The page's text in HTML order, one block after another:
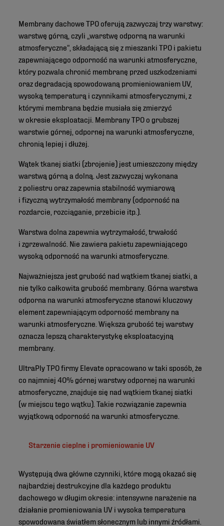
Membrany dachowe TPO oferują zazwyczaj trzy warstwy:
warstwę górną, czyli „warstwę odporną na warunki
atmosferyczne”, składającą się z mieszanki TPO i pakietu
zapewniającego odporność na warunki atmosferyczne,
który pozwala chronić membranę przed uszkodzeniami
oraz degradacją spowodowaną promieniowaniem UV,
wysoką temperaturą i czynnikami atmosferycznymi, z
którymi membrana będzie musiała się zmierzyć
w okresie eksploatacji. Membrany TPO o grubszej
warstwie górnej, odpornej na warunki atmosferyczne,
chronią lepiej i dłużej.
Wątek tkanej siatki (zbrojenie) jest umieszczony między
warstwą górną a dolną. Jest zazwyczaj wykonana
z poliestru oraz zapewnia stabilność wymiarową
i fizyczną wytrzymałość membrany (odporność na
rozdarcie, rozciąganie, przebicie itp.).
Warstwa dolna zapewnia wytrzymałość, trwałość
i zgrzewalność. Nie zawiera pakietu zapewniającego
wysoką odporność na warunki atmosferyczne.
Najważniejsza jest grubość nad wątkiem tkanej siatki, a
nie tylko całkowita grubość membrany. Górna warstwa
odporna na warunki atmosferyczne stanowi kluczowy
element zapewniającym odporność membrany na
warunki atmosferyczne. Większa grubość tej warstwy
oznacza lepszą charakterystykę eksploatacyjną
membrany.
UltraPly TPO firmy Elevate opracowano w taki sposób, że
co najmniej 40% górnej warstwy odpornej na warunki
atmosferyczne, znajduje się nad wątkiem tkanej siatki
(w miejscu tego wątku). Takie rozwiązanie zapewnia
wyjątkową odporność na warunki atmosferyczne.
Starzenie cieplne i promieniowanie UV
Występują dwa główne czynniki, które mogą okazać się
najbardziej destrukcyjne dla każdego produktu
dachowego w długim okresie: intensywne narażenie na
działanie promieniowania UV i wysoka temperatura
spowodowana światłem słonecznym lub innymi źródłami.